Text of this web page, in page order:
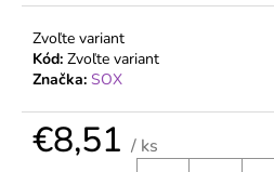
Zvoľte variant
Kód: Zvoľte variant
Značka: SOX
€8,51 / ks
o
ú
a
m